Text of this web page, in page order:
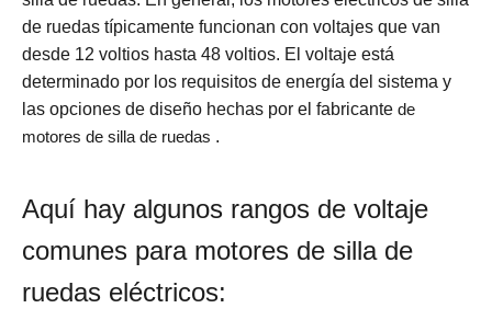
de ruedas típicamente funcionan con voltajes que van
desde 12 voltios hasta 48 voltios. El voltaje está
determinado por los requisitos de energía del sistema y
las opciones de diseño hechas por el fabricante de
motores de silla de ruedas .
Aquí hay algunos rangos de voltaje
comunes para motores de silla de
ruedas eléctricos: